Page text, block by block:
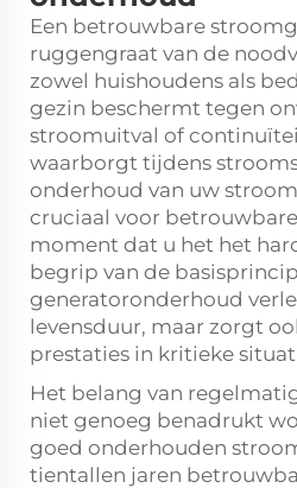
Een betrouwbare
ruggengraat van de
zowel huishoudens als
gezin beschermt tegen
stroomuitval of
waarborgt tijdens
onderhoud van uw
cruciaal voor
moment dat u het het
begrip van de
generatoronderhoud
levensduur, maar zorgt
prestaties in kritieke
Het belang van
niet genoeg benadrukt
goed onderhouden
tientallen jaren